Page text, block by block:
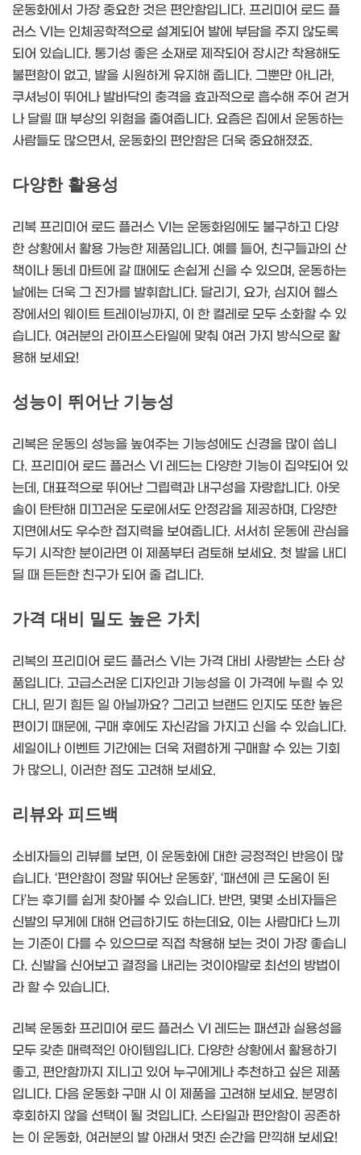
운동화에서 가장 중요한 것은 편안함입니다. 프리미어 로드 플
러스 VI는 인체공학적으로 설계되어 발에 부담을 주지 않도록
되어 있습니다. 통기성 좋은 소재로 제작되어 장시간 착용해도
불편함이 없고, 발을 시원하게 유지해 줍니다. 그뿐만 아니라,
쿠셔닝이 뛰어나 발바닥의 충격을 효과적으로 흡수해 주어 걷거
나 달릴 때 부상의 위험을 줄여줍니다. 요즘은 집에서 운동하는
사람들도 많으면서, 운동화의 편안함은 더욱 중요해졌죠.
다양한 활용성
리복 프리미어 로드 플러스 VI는 운동화임에도 불구하고 다양
한 상황에서 활용 가능한 제품입니다. 예를 들어, 친구들과의 산
책이나 동네 마트에 갈 때에도 손쉽게 신을 수 있으며, 운동하는
날에는 더욱 그 진가를 발휘합니다. 달리기, 요가, 심지어 헬스
장에서의 웨이트 트레이닝까지, 이 한 켤레로 모두 소화할 수 있
습니다. 여러분의 라이프스타일에 맞춰 여러 가지 방식으로 활
용해 보세요!
성능이 뛰어난 기능성
리복은 운동의 성능을 높여주는 기능성에도 신경을 많이 씁니
다. 프리미어 로드 플러스 VI 레드는 다양한 기능이 집약되어 있
는데, 대표적으로 뛰어난 그립력과 내구성을 자랑합니다. 아웃
솔이 탄탄해 미끄러운 도로에서도 안정감을 제공하며, 다양한
지면에서도 우수한 접지력을 보여줍니다. 서서히 운동에 관심을
두기 시작한 분이라면 이 제품부터 검토해 보세요. 첫 발을 내디
딜 때 든든한 친구가 되어 줄 겁니다.
가격 대비 밀도 높은 가치
리복의 프리미어 로드 플러스 VI는 가격 대비 사랑받는 스타 상
품입니다. 고급스러운 디자인과 기능성을 이 가격에 누릴 수 있
다니, 믿기 힘든 일 아닐까요? 그리고 브랜드 인지도 또한 높은
편이기 때문에, 구매 후에도 자신감을 가지고 신을 수 있습니다.
세일이나 이벤트 기간에는 더욱 저렴하게 구매할 수 있는 기회
가 많으니, 이러한 점도 고려해 보세요.
리뷰와 피드백
소비자들의 리뷰를 보면, 이 운동화에 대한 긍정적인 반응이 많
습니다. ‘편안함이 정말 뛰어난 운동화’, ‘패션에 큰 도움이 된
다’는 후기를 쉽게 찾아볼 수 있습니다. 반면, 몇몇 소비자들은
신발의 무게에 대해 언급하기도 하는데요, 이는 사람마다 느끼
는 기준이 다를 수 있으므로 직접 착용해 보는 것이 가장 좋습니
다. 신발을 신어보고 결정을 내리는 것이야말로 최선의 방법이
라 할 수 있습니다.
리복 운동화 프리미어 로드 플러스 VI 레드는 패션과 실용성을
모두 갖춘 매력적인 아이템입니다. 다양한 상황에서 활용하기
좋고, 편안함까지 지니고 있어 누구에게나 추천하고 싶은 제품
입니다. 다음 운동화 구매 시 이 제품을 고려해 보세요. 분명히
후회하지 않을 선택이 될 것입니다. 스타일과 편안함이 공존하
는 이 운동화, 여러분의 발 아래서 멋진 순간을 만끽해 보세요!